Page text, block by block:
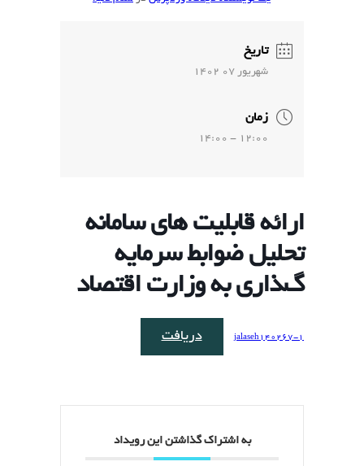
تاریخ
شهريور 07 1402
زمان
12:00 - 14:00
ﺍﺭﺍﺋﻪ ﻗﺎﺑﻠﯿﺖ ﻫﺎی ﺳﺎﻣﺎﻧﻪ
ﺗﺤﻠﯿﻞ ﺿﻮﺍﺑﻂ ﺳﺮﻣﺎﯾﻪ
گﺬﺍﺭی ﺑﻪ ﻭﺯﺍﺭﺕ ﺍﻗﺘﺼﺎﺩ
jalaseh140267-1 دریافت
به اشتراک گذاشتن این رویداد